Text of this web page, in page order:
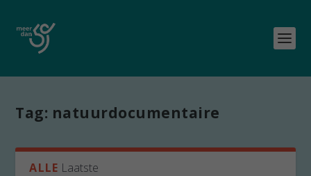
Tag: natuurdocumentaire
ALLE Laatste